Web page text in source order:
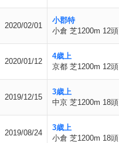
2020/02/01
小郡特
小倉 芝1200m 12頭
2020/01/12
4歳上
京都 芝1200m 12頭
2019/12/15
3歳上
中京 芝1200m 18頭
2019/08/24
3歳上
小倉 芝1200m 18頭